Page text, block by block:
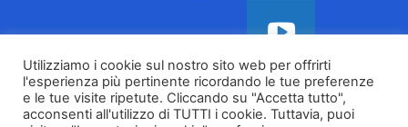
Vita e Salute web è
sostenuto da
Utilizziamo i cookie sul nostro sito web per offrirti
l'esperienza più pertinente ricordando le tue preferenze
e le tue visite ripetute. Cliccando su "Accetta tutto",
acconsenti all'utilizzo di TUTTI i cookie. Tuttavia, puoi